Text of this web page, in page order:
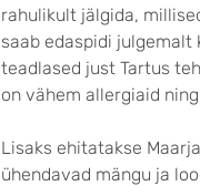
rahulikult jälgida,
saab edaspidi
teadlased just Tartus
on vähem allergiaid
Lisaks ehitatakse
ühendavad mängu ja